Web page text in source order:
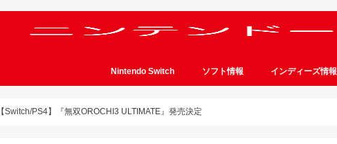
Nintendo Switch ソフト情報 インディーズ情報
【Switch/PS4】『無双OROCHI3 ULTIMATE』発売決定